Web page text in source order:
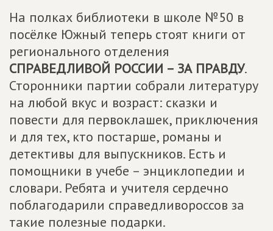
На полках библиотеки в школе №50 в
посёлке Южный теперь стоят книги от
регионального отделения
СПРАВЕДЛИВОЙ РОССИИ – ЗА ПРАВДУ.
Сторонники партии собрали литературу
на любой вкус и возраст: сказки и
повести для первоклашек, приключения
и для тех, кто постарше, романы и
детективы для выпускников. Есть и
помощники в учебе – энциклопедии и
словари. Ребята и учителя сердечно
поблагодарили справедливороссов за
такие полезные подарки.